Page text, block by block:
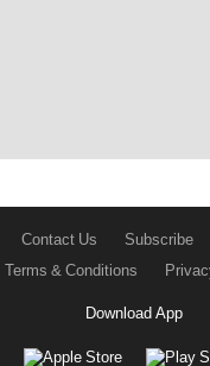
Contact Us Subscribe
Terms & Conditions
Download App